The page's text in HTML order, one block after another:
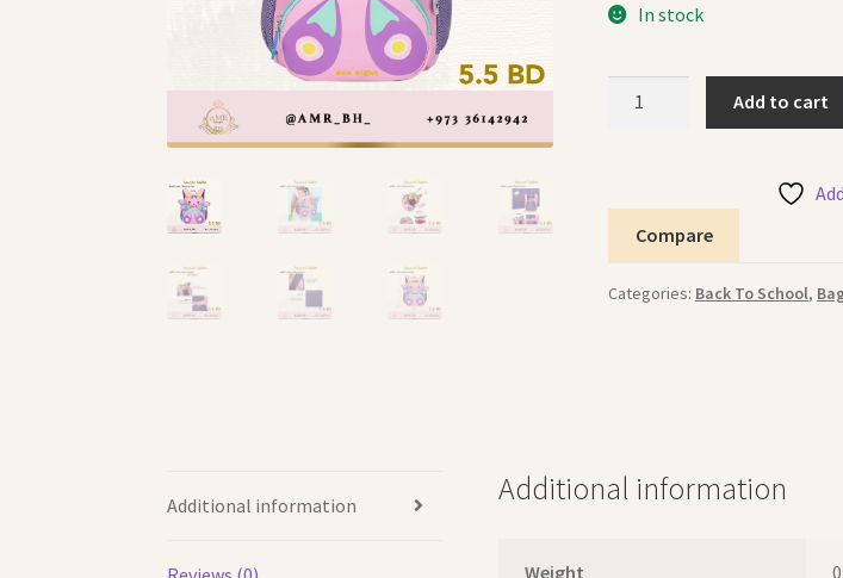
In stock
حقيبة
روضة
فراشة
quantity
Add to cart
Compare
Categories: Back To School,
Additional information Additional information
Weight